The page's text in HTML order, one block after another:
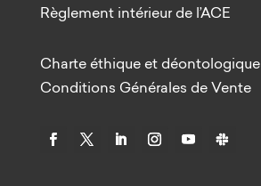
Règlement intérieur de l’ACE
Charte éthique et déontologique
Conditions Générales de Vente